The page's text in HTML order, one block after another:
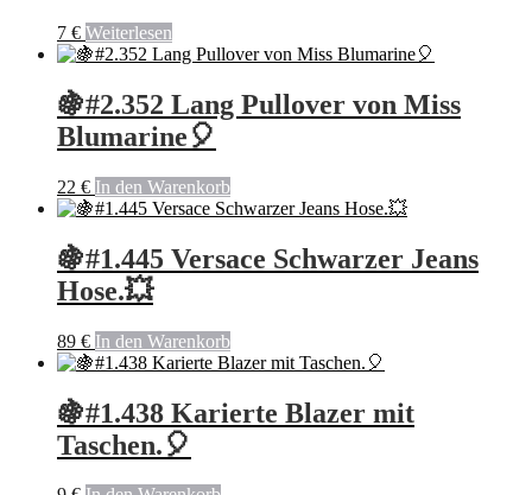
7 € Weiterlesen
🍇#2.352 Lang Pullover von Miss
Blumarine🎈
22 € In den Warenkorb
🍇#1.445 Versace Schwarzer Jeans
Hose.💥
89 € In den Warenkorb
🍇#1.438 Karierte Blazer mit
Taschen.🎈